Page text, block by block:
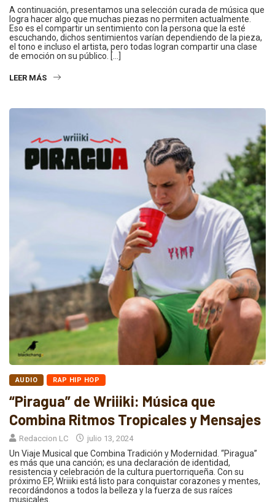
A continuación, presentamos una selección curada de música que
logra hacer algo que muchas piezas no permiten actualmente.
Eso es el compartir un sentimiento con la persona que la esté
escuchando, dichos sentimientos varían dependiendo de la pieza,
el tono e incluso el artista, pero todas logran compartir una clase
de emoción on su público. […]
LEER MÁS
AUDIO RAP HIP HOP
“Piragua” de Wriiiki: Música que
Combina Ritmos Tropicales y Mensajes
Redaccion LC julio 13, 2024
Un Viaje Musical que Combina Tradición y Modernidad. “Piragua”
es más que una canción; es una declaración de identidad,
resistencia y celebración de la cultura puertorriqueña. Con su
próximo EP, Wriiiki está listo para conquistar corazones y mentes,
recordándonos a todos la belleza y la fuerza de sus raíces
musicales.